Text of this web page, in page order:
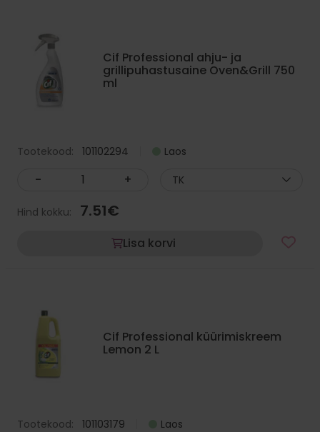
Cif Professional ahju- ja
grillipuhastusaine Oven&Grill 750
ml
Tootekood: 101102294 Laos
- + TK
Hind kokku: 7.51€
Lisa korvi
Cif Professional küürimiskreem
Lemon 2 L
Tootekood: 101103179 Laos